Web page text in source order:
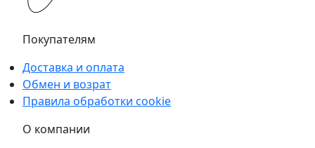
Покупателям
Доставка и оплата
Обмен и возрат
Правила обработки cookie
О компании